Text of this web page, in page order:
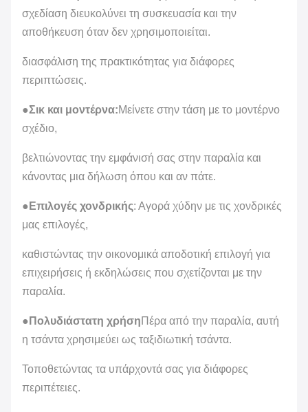
χρώμα
σχεδίαση διευκολύνει τη συσκευασία και την
αποθήκευση όταν δεν χρησιμοποιείται.
διασφάλιση της πρακτικότητας για διάφορες
περιπτώσεις.
●Σικ και μοντέρνα:Μείνετε στην τάση με το μοντέρνο
σχέδιο,
βελτιώνοντας την εμφάνισή σας στην παραλία και
κάνοντας μια δήλωση όπου και αν πάτε.
● Επιλογές χονδρικής: Αγορά χύδην με τις χονδρικές
μας επιλογές,
καθιστώντας την οικονομικά αποδοτική επιλογή για
επιχειρήσεις ή εκδηλώσεις που σχετίζονται με την
παραλία.
● Πολυδιάστατη χρήση Πέρα από την παραλία, αυτή
η τσάντα χρησιμεύει ως ταξιδιωτική τσάντα.
Τοποθετώντας τα υπάρχοντά σας για διάφορες
περιπέτειες.